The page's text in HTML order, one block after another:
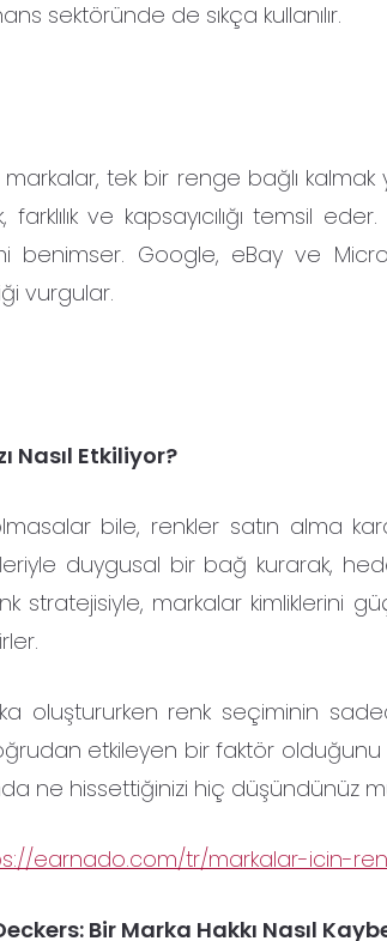
sektöründe de sıkça kullanılır.
markalar, tek bir renge bağlı
farklılık ve kapsayıcılığı temsil
benimser. Google, eBay ve
vurgular.
Nasıl Etkiliyor?
bile, renkler satın alma
duygusal bir bağ kurarak,
stratejisiyle, markalar kimliklerini
oluştururken renk seçiminin
etkileyen bir faktör
ne hissettiğinizi hiç düşündünüz
earnado.com/tr/markalar-icin-
Bir Marka Hakkı Nasıl